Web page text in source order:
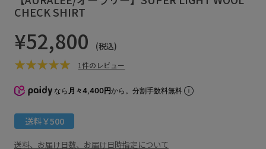
CHECK SHIRT
¥52,800 (税込)
1件のレビュー
なら 月々4,400円から。分割手数料無料
送料￥500
送料、お届け日数、お届け日時指定について